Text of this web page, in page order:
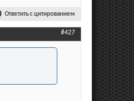
Ответить с цитированием
#427